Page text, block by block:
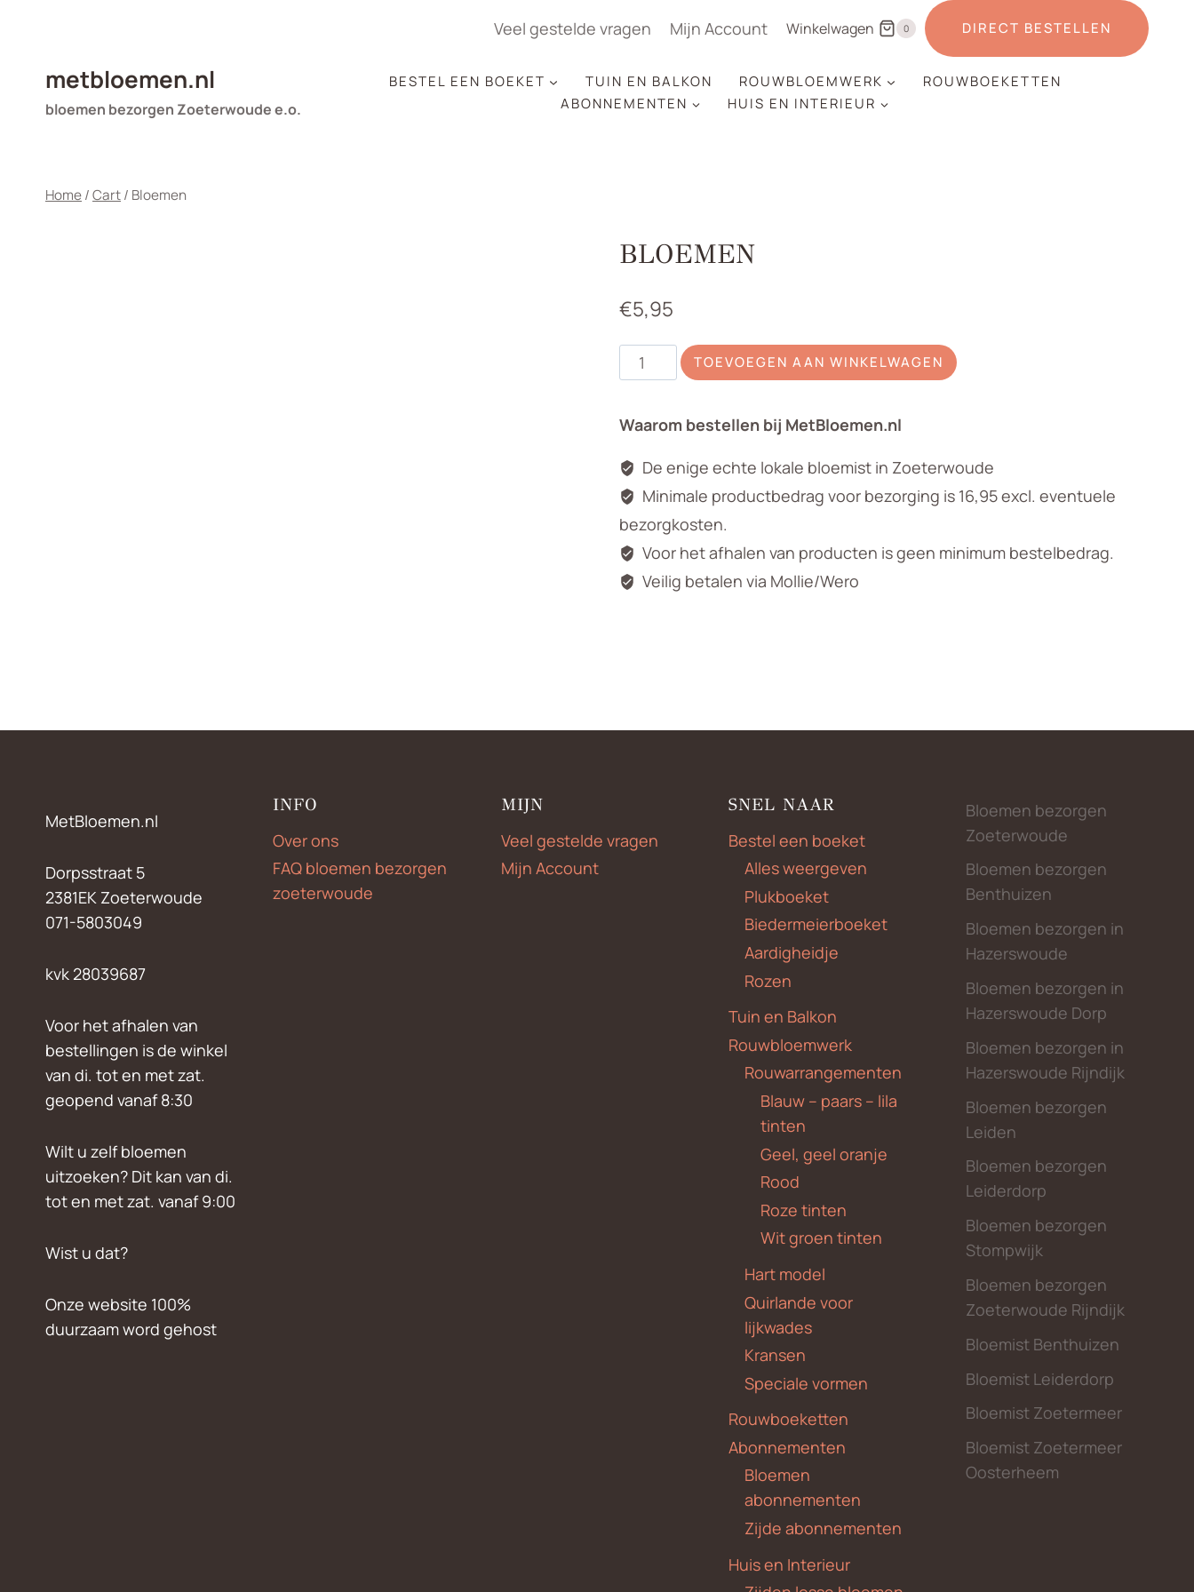
Veel gestelde vragen Mijn Account Winkelwagen 0 DIRECT BESTELLEN
metbloemen.nl
bloemen bezorgen Zoeterwoude e.o.
BESTEL EEN BOEKET TUIN EN BALKON ROUWBLOEMWERK
ROUWBOEKETTEN
ABONNEMENTEN
HUIS EN INTERIEUR
Home/Cart/ Bloemen
BLOEMEN
€5,95
Bloemen
aantal
TOEVOEGEN AAN WINKELWAGEN
Waarom bestellen bij MetBloemen.nl
De enige echte lokale bloemist in Zoeterwoude
Minimale productbedrag voor bezorging is 16,95 excl. eventuele
bezorgkosten.
Voor het afhalen van producten is geen minimum bestelbedrag.
Veilig betalen via Mollie/Wero
MetBloemen.nl
Dorpsstraat 5
2381EK Zoeterwoude
071-5803049
kvk 28039687
Voor het afhalen van
bestellingen is de winkel
van di. tot en met zat.
geopend vanaf 8:30
Wilt u zelf bloemen
uitzoeken? Dit kan van di.
tot en met zat. vanaf 9:00
Wist u dat?
Onze website 100%
duurzaam word gehost
INFO
Over ons
FAQ bloemen bezorgen
zoeterwoude
MIJN
Veel gestelde vragen
Mijn Account
SNEL NAAR
Bestel een boeket
Alles weergeven
Plukboeket
Biedermeierboeket
Aardigheidje
Rozen
Tuin en Balkon
Rouwbloemwerk
Rouwarrangementen
Blauw – paars – lila
tinten
Geel, geel oranje
Rood
Roze tinten
Wit groen tinten
Hart model
Quirlande voor
lijkwades
Kransen
Speciale vormen
Rouwboeketten
Abonnementen
Bloemen
abonnementen
Zijde abonnementen
Huis en Interieur
Bloemen bezorgen
Zoeterwoude
Bloemen bezorgen
Benthuizen
Bloemen bezorgen in
Hazerswoude
Bloemen bezorgen in
Hazerswoude Dorp
Bloemen bezorgen in
Hazerswoude Rijndijk
Bloemen bezorgen
Leiden
Bloemen bezorgen
Leiderdorp
Bloemen bezorgen
Stompwijk
Bloemen bezorgen
Zoeterwoude Rijndijk
Bloemist Benthuizen
Bloemist Leiderdorp
Bloemist Zoetermeer
Bloemist Zoetermeer
Oosterheem